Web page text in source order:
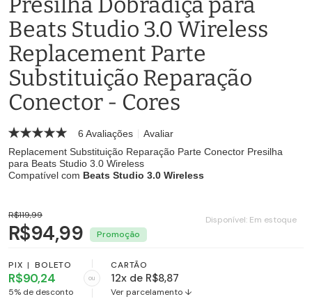
Beats Studio 3.0 Wireless
Replacement Parte
Substituição Reparação
Conector - Cores
6 Avaliações
Avaliar
Replacement Substituição Reparação Parte Conector Presilha
para Beats Studio 3.0 Wireless
Compatível com Beats Studio 3.0 Wireless
Disponível: Em estoque
R$119,99
R$94,99
PIX | BOLETO
R$90,24
5% de desconto
ou
CARTÃO
12x de R$8,87
Ver parcelamento ↓